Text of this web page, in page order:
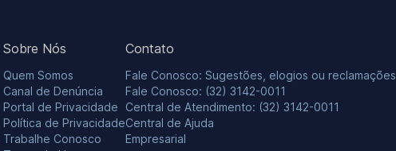
Sobre Nós
Quem Somos
Canal de Denúncia
Portal de Privacidade
Política de Privacidade
Trabalhe Conosco
Contato
Fale Conosco: Sugestões, elogios ou reclamações
Fale Conosco: (32) 3142-0011
Central de Atendimento: (32) 3142-0011
Central de Ajuda
Empresarial